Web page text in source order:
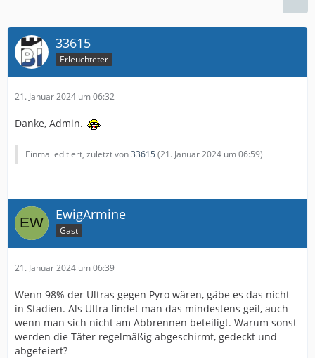
33615
Erleuchteter
21. Januar 2024 um 06:32
Danke, Admin.
Einmal editiert, zuletzt von33615 (21. Januar 2024 um 06:59)
EwigArmine
Gast
21. Januar 2024 um 06:39
Wenn 98% der Ultras gegen Pyro wären, gäbe es das nicht
in Stadien. Als Ultra findet man das mindestens geil, auch
wenn man sich nicht am Abbrennen beteiligt. Warum sonst
werden die Täter regelmäßig abgeschirmt, gedeckt und
abgefeiert?